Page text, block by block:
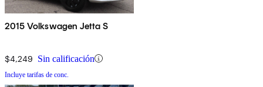
2015 Volkswagen Jetta S
$4,249 Sin calificación
Incluye tarifas de conc.